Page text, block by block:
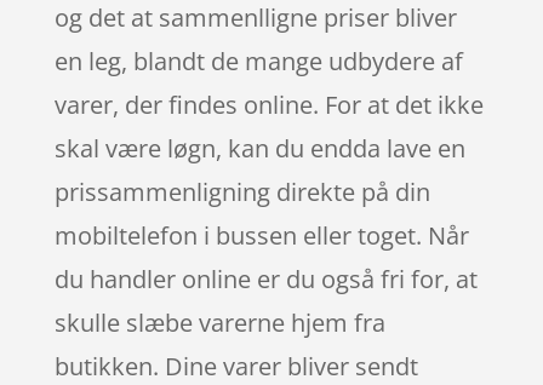
og det at sammenlligne priser bliver
en leg, blandt de mange udbydere af
varer, der findes online. For at det ikke
skal være løgn, kan du endda lave en
prissammenligning direkte på din
mobiltelefon i bussen eller toget. Når
du handler online er du også fri for, at
skulle slæbe varerne hjem fra
butikken. Dine varer bliver sendt